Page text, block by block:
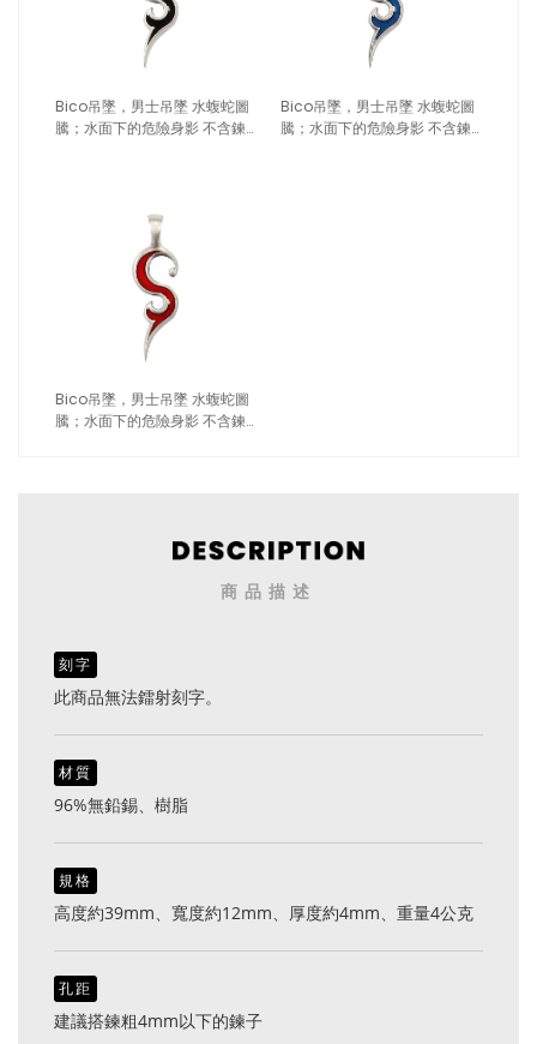
Bico吊墜，男士吊墜 水蝮蛇圖
騰；水面下的危險身影 不含鍊
Bico吊墜，男士吊墜 水蝮蛇圖
騰；水面下的危險身影 不含鍊
Bico吊墜，男士吊墜 水蝮蛇圖
騰；水面下的危險身影 不含鍊
商品描述
刻字
此商品無法鐳射刻字。
材質
96%無鉛錫、樹脂
規格
高度約39mm、寬度約12mm、厚度約4mm、重量4公克
孔距
建議搭鍊粗4mm以下的鍊子